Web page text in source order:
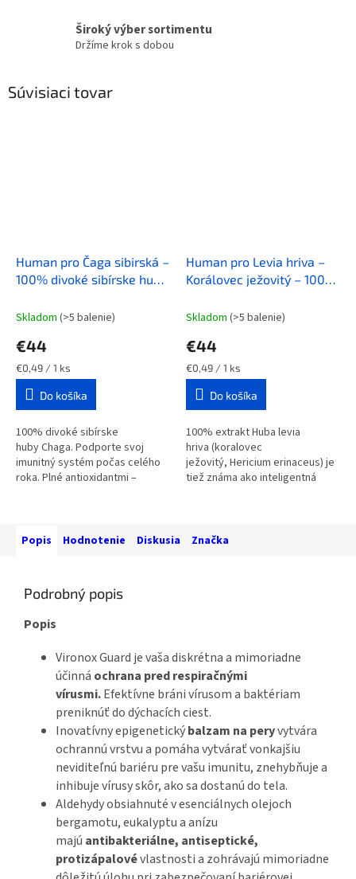
Široký výber sortimentu
Držíme krok s dobou
Súvisiaci tovar
Human pro Čaga sibirská –
100% divoké sibírske huby
Skladom (>5 balenie)
€44
Jednotková
cena:
€0,49 / 1 ks
Do košíka
100% divoké sibírske
huby Chaga. Podporte svoj
imunitný systém počas celého
roka. Plné antioxidantmi –
Human pro Levia hriva –
Korálovec ježovitý – 100%
tbl
Skladom (>5 balenie)
€44
Jednotková
cena:
€0,49 / 1 ks
Do košíka
100% extrakt Huba levia
hriva (koralovec
ježovitý, Hericium erinaceus) je
tiež známa ako inteligentná
Popis Hodnotenie Diskusia Značka
Podrobný popis
Popis
Vironox Guard je vaša diskrétna a mimoriadne
účinná ochrana pred respiračnými
vírusmi.Efektívne bráni vírusom a baktériam
preniknúť do dýchacích ciest.
Inovatívny epigenetickýbalzam na peryvytvára
ochrannú vrstvu a pomáha vytvárať vonkajšiu
neviditeľnú bariéru pre vašu imunitu, znehybňuje a
inhibuje vírusy skôr, ako sa dostanú do tela.
Aldehydy obsiahnuté v esenciálnych olejoch
bergamotu, eukalyptu a anízu
majú antibakteriálne, antiseptické,
protizápalovévlastnosti a zohrávajú mimoriadne